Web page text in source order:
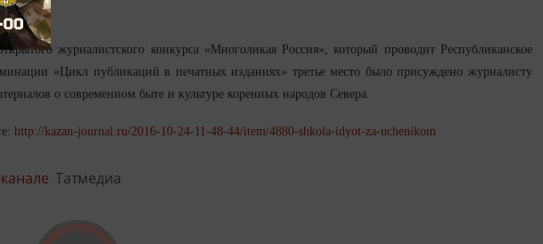
журналистского конкурса «Многоликая Россия», который проводит Республиканское
«Цикл публикаций в печатных изданиях» третье место было присуждено журналисту
о современном быте и культуре коренных народов Севера.
http://kazan-journal.ru/2016-10-24-11-48-44/item/4880-shkola-idyot-za-uchenikom
Татмедиа